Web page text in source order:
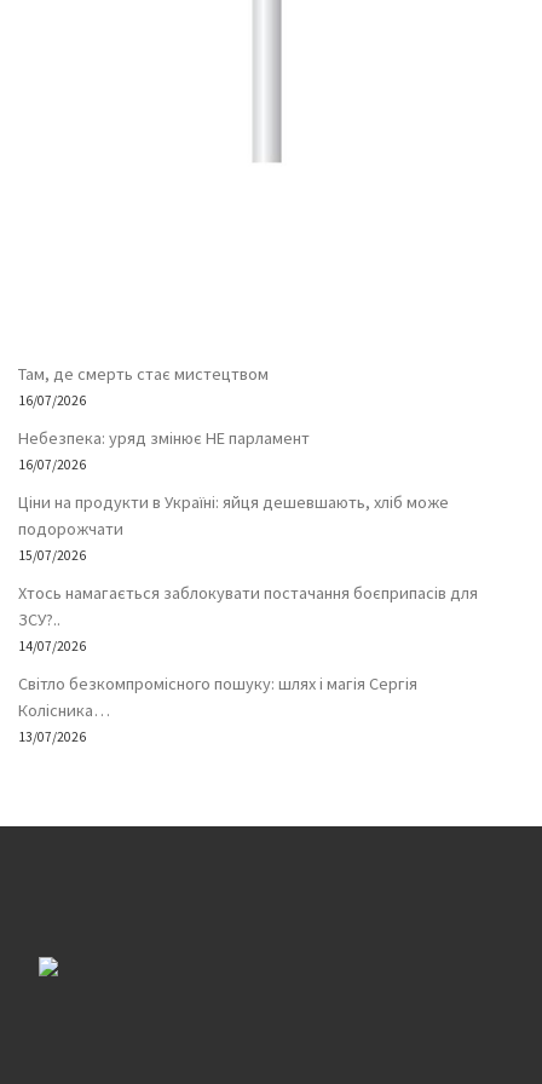
Там, де смерть стає мистецтвом
16/07/2026
Небезпека: уряд змінює НЕ парламент
16/07/2026
Ціни на продукти в Україні: яйця дешевшають, хліб може
подорожчати
15/07/2026
Хтось намагається заблокувати постачання боєприпасів для
ЗСУ?..
14/07/2026
Світло безкомпромісного пошуку: шлях і магія Сергія
Колісника…
13/07/2026